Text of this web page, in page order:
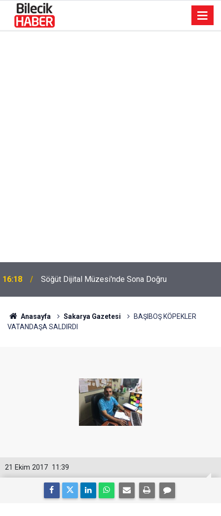
16:18 Söğüt Dijital Müzesi'nde Sona Doğru
Anasayfa Sakarya Gazetesi
BAŞIBOŞ KÖPEKLER
VATANDAŞA SALDIRDI
11:39
21 Ekim 2017